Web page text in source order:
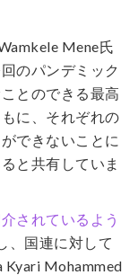
Mene氏
のパンデミック
とのできる最高
に、それぞれの
できないことに
と共有していま
されているよう
、国連に対して
Kyari Mohammed